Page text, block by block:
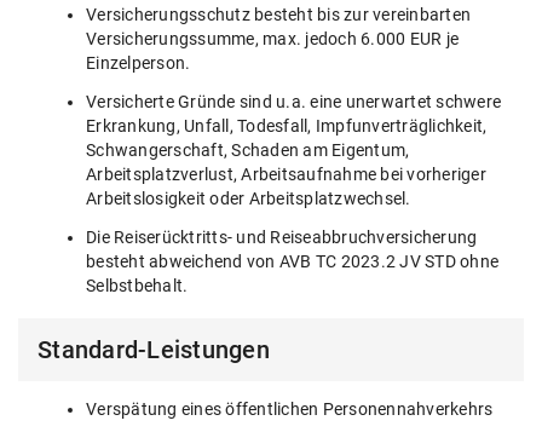
Versicherungsschutz besteht bis zur vereinbarten
Versicherungssumme, max. jedoch 6.000 EUR je
Einzelperson.
Versicherte Gründe sind u.a. eine unerwartet schwere
Erkrankung, Unfall, Todesfall, Impfunverträglichkeit,
Schwangerschaft, Schaden am Eigentum,
Arbeitsplatzverlust, Arbeitsaufnahme bei vorheriger
Arbeitslosigkeit oder Arbeitsplatzwechsel.
Die Reiserücktritts- und Reiseabbruchversicherung
besteht abweichend von AVB TC 2023.2 JV STD ohne
Selbstbehalt.
Standard-Leistungen
Verspätung eines öffentlichen Personennahverkehrs